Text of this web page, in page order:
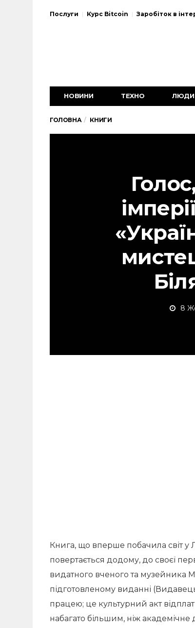
Послуги Курс Bitcoin Заробіток в
НОВИНИ ТЕХНО ЛЮДИ
ГОЛОВНА КНИГИ
8
Книга, що вперше побачила світ у
повертається додому, до своєї
видатного вченого та музейника
підготовленому виданні
працею; це культурний акт
набагато більшим, ніж